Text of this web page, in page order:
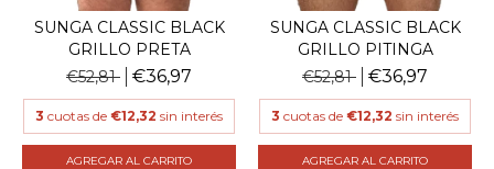
SUNGA CLASSIC BLACK
GRILLO PRETA
€52,81
€36,97
3 cuotas de €12,32 sin interés
AGREGAR AL CARRITO
SUNGA CLASSIC BLACK
GRILLO PITINGA
€52,81
€36,97
3 cuotas de €12,32 sin interés
AGREGAR AL CARRITO